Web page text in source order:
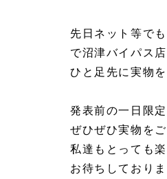
先日ネット等で
で沼津バイパス
ひと足先に実物
発表前の一日限
ぜひぜひ実物を
私達もとっても
お待ちしており